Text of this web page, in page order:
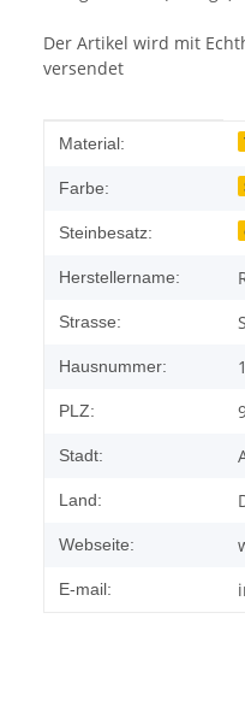
Der Artikel wird mit
versendet
Produkteigenschaft
Wert
Material:
Farbe:
Steinbesatz:
Herstellername:
Strasse:
Hausnummer:
PLZ:
Stadt:
Land:
Webseite:
E-mail: